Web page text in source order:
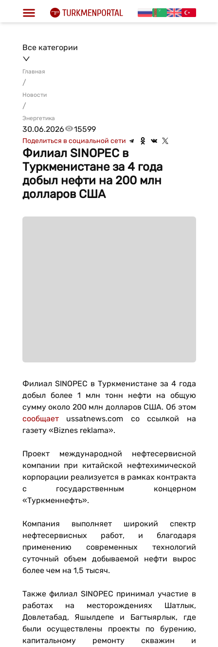
Все категории
Главная
/
Новости
/
Энергетика
30.06.2026 15599
Поделиться в социальной сети
Филиал SINOPEC в
Туркменистане за 4 года
добыл нефти на 200 млн
долларов США
Филиал SINOPEC в Туркменистане за 4 года
добыл более 1 млн тонн нефти на общую
сумму около 200 млн долларов США. Об этом
сообщаетussatnews.com со ссылкой на
газету «Biznes reklama».
Проект международной нефтесервисной
компании при китайской нефтехимической
корпорации реализуется в рамках контракта
с государственным концерном
«Туркменнефть».
Компания выполняет широкий спектр
нефтесервисных работ, и благодаря
применению современных технологий
суточный объем добываемой нефти вырос
более чем на 1,5 тысяч.
Также филиал SINOPEC принимал участие в
работах на месторождениях Шатлык,
Довлетабад, Яшылдепе и Багтыярлык, где
были осуществлены проекты по бурению,
капитальному ремонту скважин и